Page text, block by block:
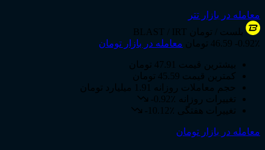
معامله در بازار تتر
بلست
/ تومان BLAST / IRT
-0.92٪ 46.59 تومان معامله در بازار تومان
بیشترین قیمت 47.91 تومان
کمترین قیمت 45.59 تومان
حجم معاملات روزانه 1.91 میلیارد تومان
تغییرات روزانه -0.92٪
تغییرات هفتگی -10.12٪
معامله در بازار تومان